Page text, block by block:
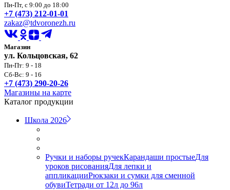
Пн-Пт, с 9:00 до 18:00
+7 (473) 212-01-01
zakaz@tdvoronezh.ru
Магазин
ул. Кольцовская, 62
Пн-Пт: 9 - 18
Сб-Вс: 9 - 16
+7 (473) 290-20-26
Магазины на карте
Каталог продукции
Школа 2026
Ручки и наборы ручекКарандаши простыеДля
уроков рисованияДля лепки и
аппликацииРюкзаки и сумки для сменной
обувиТетради от 12л до 96л